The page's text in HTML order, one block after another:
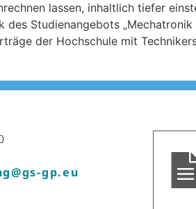
lassen, inhaltlich tiefer
Studienangebots
der Hochschule mit
gp.eu